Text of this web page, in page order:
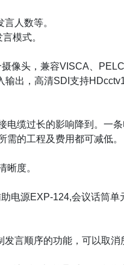
人数等。
模式。
像头，兼容VISCA、
出，高清SDI支持
电缆过长的影响降到 。一
需的工程及费用都可减低。
晰度。
电源EXP-124,会议话筒单
言顺序的功能，可以取消